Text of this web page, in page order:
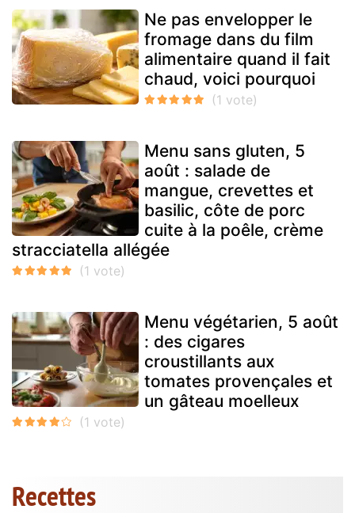
Ne pas envelopper le
fromage dans du film
alimentaire quand il fait
chaud, voici pourquoi
Menu sans gluten, 5
août : salade de
mangue, crevettes et
basilic, côte de porc
cuite à la poêle, crème
stracciatella allégée
Menu végétarien, 5 août
: des cigares
croustillants aux
tomates provençales et
un gâteau moelleux
Recettes